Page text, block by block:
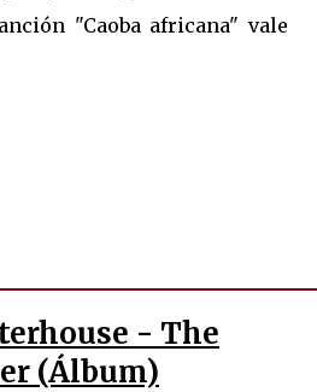
"Caoba africana" vale
- The
(Álbum)